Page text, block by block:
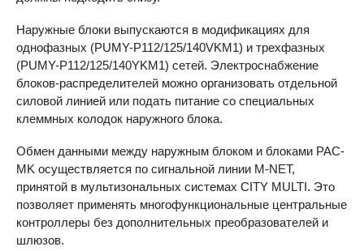
Наружные блоки выпускаются в модификациях для
однофазных (PUMY-P112/125/140VKM1) и трехфазных
(PUMY-P112/125/140YKM1) сетей. Электроснабжение
блоков-распределителей можно организовать отдельной
силовой линией или подать питание со специальных
клеммных колодок наружного блока.
Обмен данными между наружным блоком и блоками PAC-
MK осуществляется по сигнальной линии M-NET,
принятой в мультизональных системах CITY MULTI. Это
позволяет применять многофункциональные центральные
контроллеры без дополнительных преобразователей и
шлюзов.